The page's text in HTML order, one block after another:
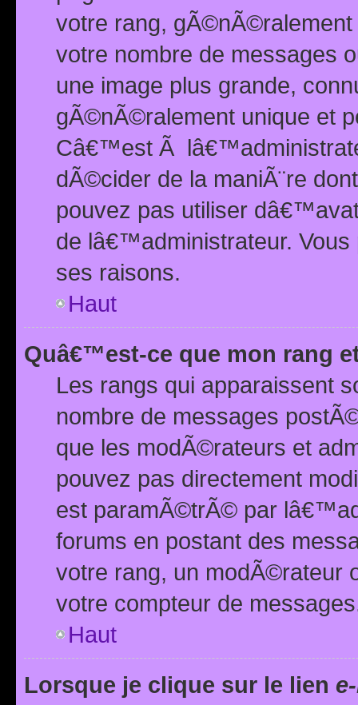
votre rang,
votre nombre de messages
une image plus grande,
gÃ©nÃ©ralement unique et
Câ€™est Ã
dÃ©cider de la maniÃ¨re
pouvez pas utiliser
de lâ€™administrateur.
ses raisons.
Haut
Quâ€™est-ce que mon rang
Les rangs qui apparaissent
nombre de messages
que les modÃ©rateurs et
pouvez pas directement
est paramÃ©trÃ© par
forums en postant des
votre rang, un modÃ©rateur
votre compteur de
Haut
Lorsque je clique sur le lien